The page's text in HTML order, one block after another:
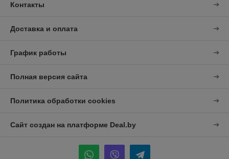
Контакты
Доставка и оплата
График работы
Полная версия сайта
Политика обработки cookies
Сайт создан на платформе Deal.by